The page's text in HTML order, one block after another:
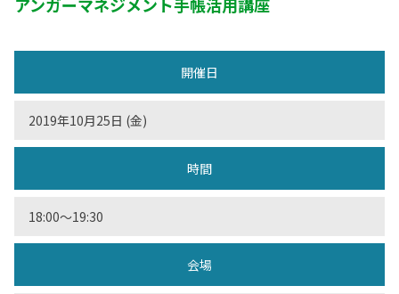
開催日
2019年10月25日 (金)
時間
18:00〜19:30
会場